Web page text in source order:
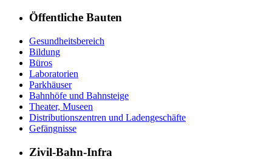
Öffentliche Bauten
Gesundheitsbereich
Bildung
Büros
Laboratorien
Parkhäuser
Bahnhöfe und Bahnsteige
Theater, Museen
Distributionszentren und Ladengeschäfte
Gefängnisse
Zivil-Bahn-Infra